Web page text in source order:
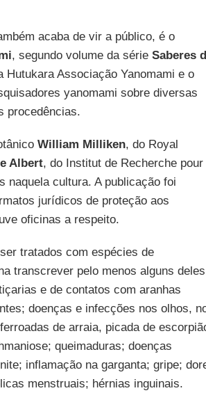
acaba de vir a público, é o
, segundo volume da série Saberes
Hutukara Associação Yanomami e o
yanomami sobre diversas
procedências.
William Milliken, do Royal
Albert, do Institut de Recherche pour
naquela cultura. A publicação foi
jurídicos de proteção aos
oficinas a respeito.
tratados com espécies de
transcrever pelo menos alguns
e de contatos com aranhas
doenças e infecções nos olhos,
de arraia, picada de
queimaduras; doenças
inflamação na garganta; gripe;
menstruais; hérnias inguinais.